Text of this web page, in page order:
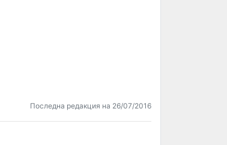
Последна редакция на 26/07/2016